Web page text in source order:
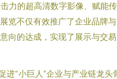
力的超高清数字影像、赋能
览不仅有效推广了企业品牌
向的达成，实现了展示与交
进“小巨人”企业与产业链龙头